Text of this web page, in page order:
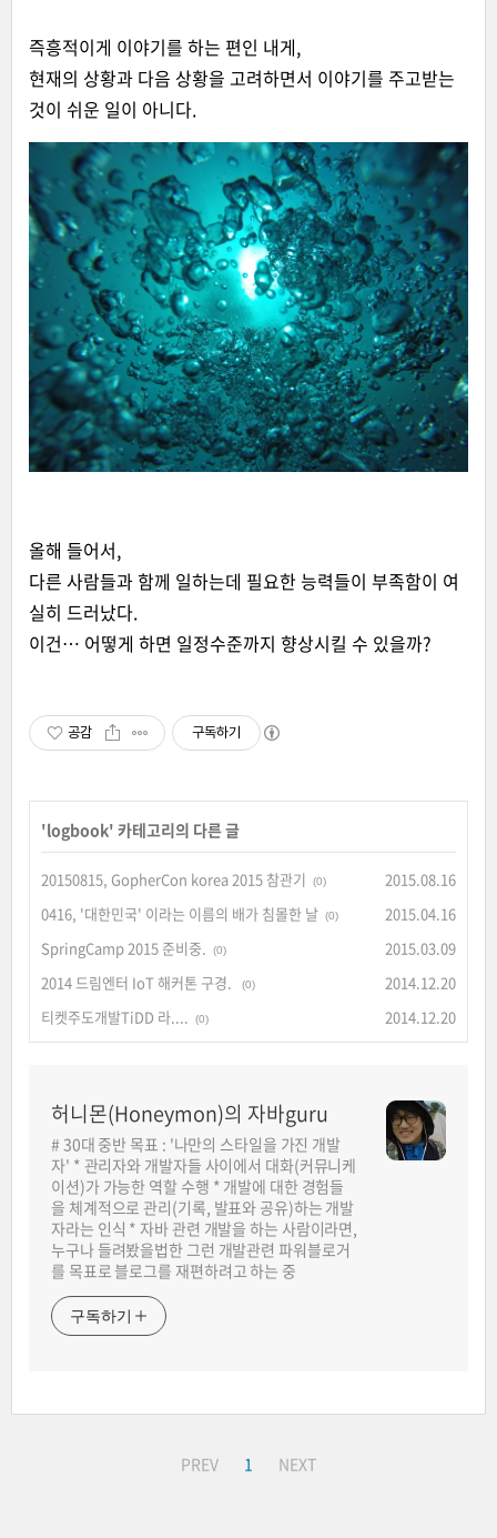
즉흥적이게 이야기를 하는 편인 내게,
현재의 상황과 다음 상황을 고려하면서 이야기를 주고받는
것이 쉬운 일이 아니다.
올해 들어서,
다른 사람들과 함께 일하는데 필요한 능력들이 부족함이 여
실히 드러났다.
이건… 어떻게 하면 일정수준까지 향상시킬 수 있을까?
공감 구독하기
'logbook' 카테고리의 다른 글
20150815, GopherCon korea 2015 참관기 (0)
2015.08.16
0416, '대한민국' 이라는 이름의 배가 침몰한 날 (0)
2015.04.16
SpringCamp 2015 준비중.
(0)
2015.03.09
2014 드림엔터 IoT 해커톤 구경.
(0)
2014.12.20
티켓주도개발TiDD 라....
(0) 2014.12.20
허니몬(Honeymon)의 자바guru
# 30대 중반 목표 : '나만의 스타일을 가진 개발
자' * 관리자와 개발자들 사이에서 대화(커뮤니케
이션)가 가능한 역할 수행 * 개발에 대한 경험들
을 체계적으로 관리(기록, 발표와 공유)하는 개발
자라는 인식 * 자바 관련 개발을 하는 사람이라면,
누구나 들려봤을법한 그런 개발관련 파워블로거
를 목표로 블로그를 재편하려고 하는 중
구독하기
PREV 1 NEXT